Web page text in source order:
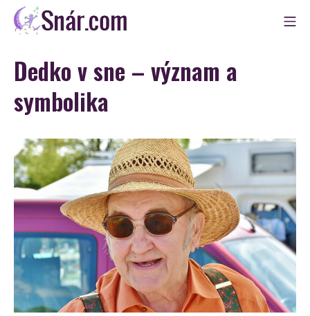
Skip
Snár
Dedko v sne – význam a
symbolika